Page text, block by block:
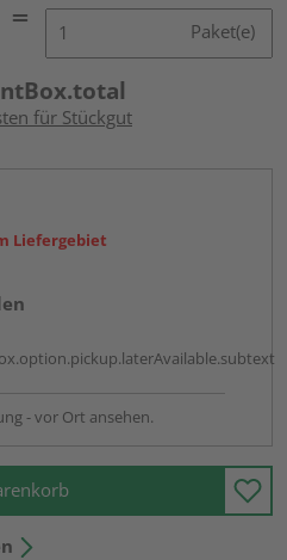
Paket(e)
für Stückgut
Liefergebiet
- vor Ort ansehen.